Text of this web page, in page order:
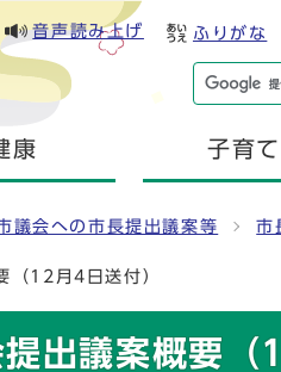
音声読み上げ ふりがな
康 子育
議会への市長提出議案等 市
（12月4日送付）
出議案概要（